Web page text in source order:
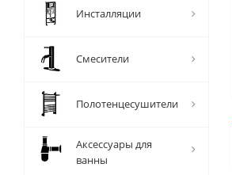
Инсталляции
Смесители
Полотенцесушители
Аксессуары для
ванны